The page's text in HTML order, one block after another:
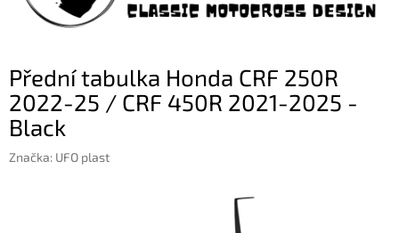
Přední tabulka Honda CRF 250R
2022-25 / CRF 450R 2021-2025 -
Black
Značka: UFO plast